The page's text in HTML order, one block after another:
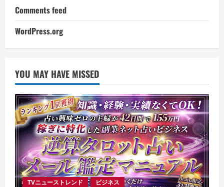
Comments feed
WordPress.org
YOU MAY HAVE MISSED
TVニューストレンド ビジネス